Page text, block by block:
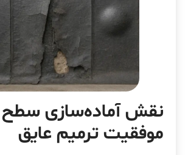
نقش آماده‌سازی سطح
موفقیت ترمیم عایق